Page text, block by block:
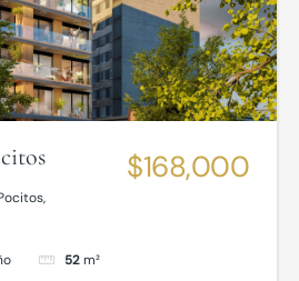
52m²
$168,000